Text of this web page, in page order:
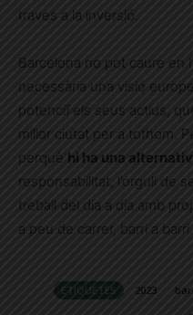
traves a la inversió.
Barcelona no pot caure en
necessària una visió
potenciï els seus actius,
millor ciutat per a tothom.
perquè hi ha una
responsabilitat, l’orgull de
treball del dia a dia amb
a peu de carrer, barri a barri.
ETIQUETES 2023